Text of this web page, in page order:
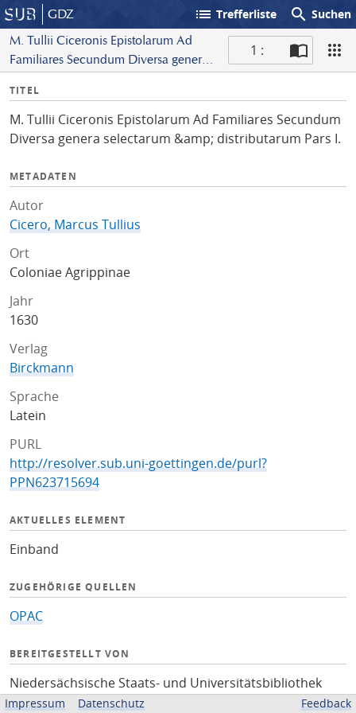
GDZ list Trefferliste search Suchen
M. Tullii Ciceronis Epistolarum Ad
Familiares Secundum Diversa genera
1 :
I
f
o
TITEL
M. Tullii Ciceronis Epistolarum Ad Familiares Secundum
Diversa genera selectarum &amp; distributarum Pars I.
METADATEN
Autor
Cicero, Marcus Tullius
Ort
Coloniae Agrippinae
Jahr
1630
Verlag
Birckmann
Sprache
Latein
PURL
http://resolver.sub.uni-goettingen.de/purl?
PPN623715694
AKTUELLES ELEMENT
Einband
ZUGEHÖRIGE QUELLEN
OPAC
BEREITGESTELLT VON
Niedersächsische Staats- und Universitätsbibliothek
Göttingen
Impressum Datenschutz Feedback